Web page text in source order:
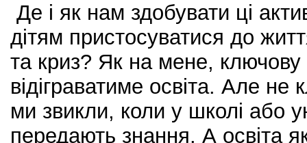
Де і як нам здобувати ці
дітям пристосуватися до
та криз? Як на мене,
відіграватиме освіта. Але не
ми звикли, коли у школі або
передають знання. А освіта